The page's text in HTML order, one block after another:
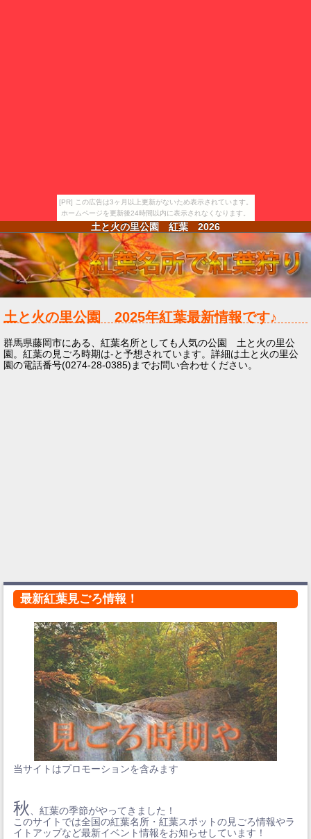
[PR] この広告は3ヶ月以上更新がないため表示されています。
ホームページを更新後24時間以内に表示されなくなります。
土と火の里公園 紅葉 2026
土と火の里公園 2025年紅葉最新情報です♪
群馬県藤岡市にある、紅葉名所としても人気の公園 土と火の里公
園。紅葉の見ごろ時期は-と予想されています。詳細は土と火の里公
園の電話番号(0274-28-0385)までお問い合わせください。
最新紅葉見ごろ情報！
当サイトはプロモーションを含みます
秋
、紅葉の季節がやってきました！
このサイトでは全国の紅葉名所・紅葉スポットの見ごろ情報やラ
イトアップなど最新イベント情報をお知らせしています！